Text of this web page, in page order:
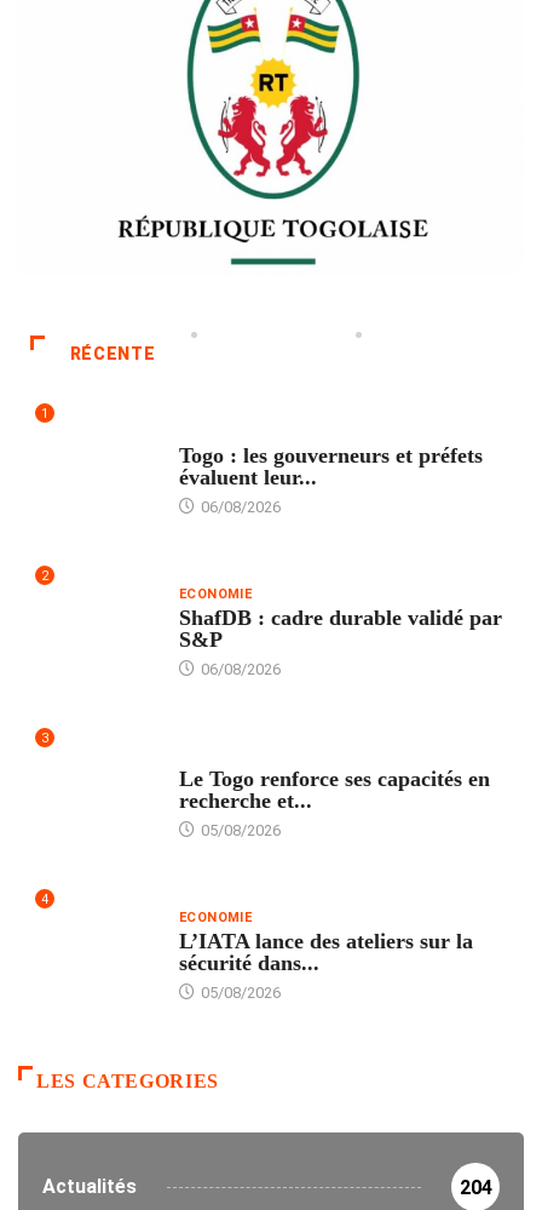
RÉCENTE
1
Togo : les gouverneurs et préfets
évaluent leur...
06/08/2026
2
ECONOMIE
ShafDB : cadre durable validé par
S&P
06/08/2026
3
Le Togo renforce ses capacités en
recherche et...
05/08/2026
4
ECONOMIE
L’IATA lance des ateliers sur la
sécurité dans...
05/08/2026
LES CATEGORIES
Actualités 204